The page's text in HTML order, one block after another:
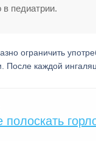
педиатрии.
ограничить
После каждой